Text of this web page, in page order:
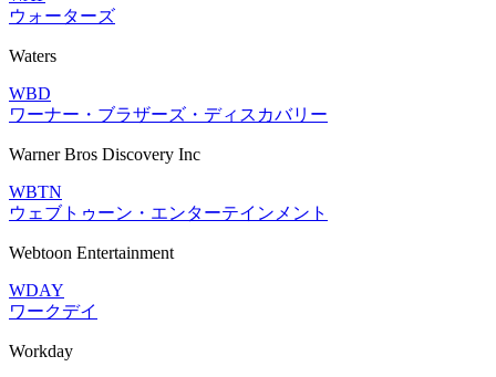
ウォーターズ
Waters
WBD
ワーナー・ブラザーズ・ディスカバリー
Warner Bros Discovery Inc
WBTN
ウェブトゥーン・エンターテインメント
Webtoon Entertainment
WDAY
ワークデイ
Workday